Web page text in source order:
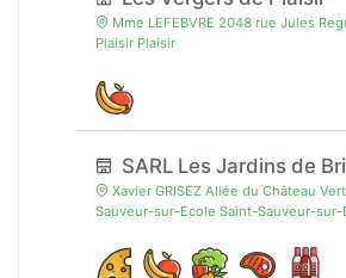
Mme LEFEBVRE 2048 rue Jules
Plaisir Plaisir
SARL Les Jardins de
Xavier GRISEZ Allée du Château
Sauveur-sur-Ecole Saint-Sauveur-sur-